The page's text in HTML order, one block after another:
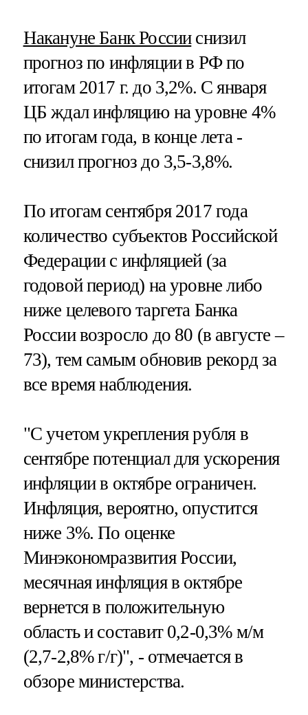
Накануне Банк Россииснизил
прогноз по инфляции в РФ по
итогам 2017 г. до 3,2%. С января
ЦБ ждал инфляцию на уровне 4%
по итогам года, в конце лета -
снизил прогноз до 3,5-3,8%.
По итогам сентября 2017 года
количество субъектов Российской
Федерации с инфляцией (за
годовой период) на уровне либо
ниже целевого таргета Банка
России возросло до 80 (в августе –
73), тем самым обновив рекорд за
все время наблюдения.
"С учетом укрепления рубля в
сентябре потенциал для ускорения
инфляции в октябре ограничен.
Инфляция, вероятно, опустится
ниже 3%. По оценке
Минэкономразвития России,
месячная инфляция в октябре
вернется в положительную
область и составит 0,2-0,3% м/м
(2,7-2,8% г/г)", - отмечается в
обзоре министерства.